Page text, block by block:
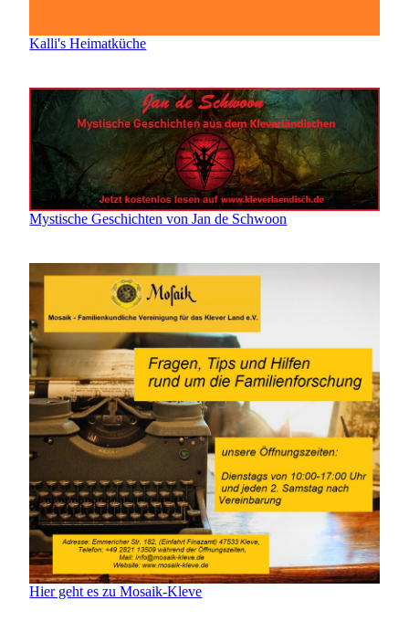
Kalli's Heimatküche
Mystische Geschichten von Jan de Schwoon
Hier geht es zu Mosaik-Kleve